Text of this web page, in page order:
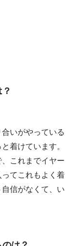
いがやっている
着けています。
これまでイヤー
てこれもよく着
信がなくて、い